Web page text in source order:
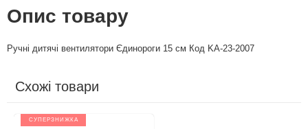
Опис товару
Ручні дитячі вентилятори Єдинороги 15 см Код KA-23-2007
Схожі товари
СУПЕРЗНИЖКА